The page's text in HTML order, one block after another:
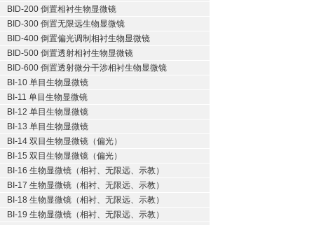
BID-200 倒置相衬生物显微镜
BID-300 倒置无限远生物显微镜
BID-400 倒置偏光调制相衬生物显微镜
BID-500 倒置透射相衬生物显微镜
BID-600 倒置透射微分干涉相衬生物显微镜
BI-10 单目生物显微镜
BI-11 单目生物显微镜
BI-12 单目生物显微镜
BI-13 单目生物显微镜
BI-14 双目生物显微镜（偏光）
BI-15 双目生物显微镜（偏光）
BI-16 生物显微镜（相衬、无限远、示教）
BI-17 生物显微镜（相衬、无限远、示教）
BI-18 生物显微镜（相衬、无限远、示教）
BI-19 生物显微镜（相衬、无限远、示教）